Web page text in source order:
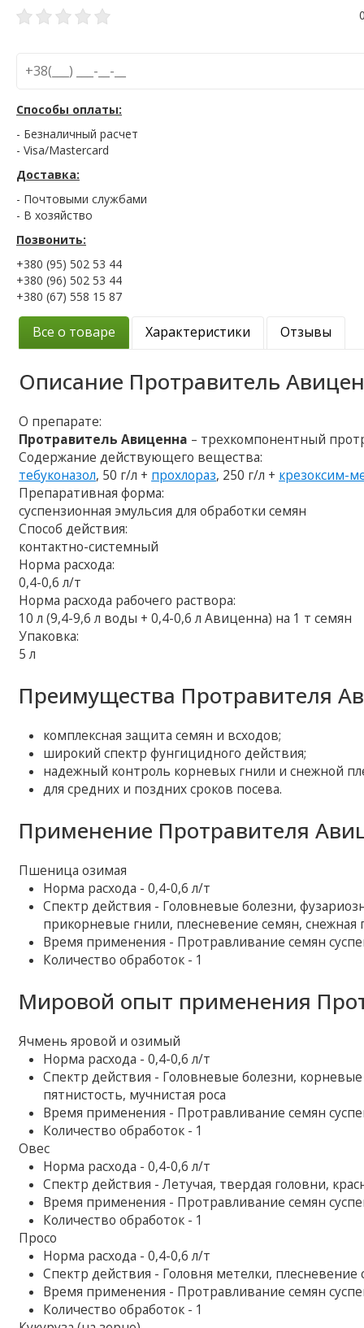
Способы оплаты:
- Безналичный расчет
- Visa/Mastercard
Доставка:
- Почтовыми службами
- В хозяйство
Позвонить:
+380 (95) 502 53 44
+380 (96) 502 53 44
+380 (67) 558 15 87
Все о товаре Характеристики Отзывы
Описание Протравитель
О препарате:
Протравитель Авиценна – трехкомпонентный
Содержание действующего вещества:
тебуконазол, 50 г/л + прохлораз, 250 г/л + крезоксим-
Препаративная форма:
суспензионная эмульсия для обработки семян
Способ действия:
контактно-системный
Норма расхода:
0,4-0,6 л/т
Норма расхода рабочего раствора:
10 л (9,4-9,6 л воды + 0,4-0,6 л Авиценна) на 1 т семян
Упаковка:
5 л
Преимущества Протравителя
комплексная защита семян и всходов;
широкий спектр фунгицидного действия;
надежный контроль корневых гнили и снежной
для средних и поздних сроков посева.
Применение Протравителя
Пшеница озимая
Норма расхода - 0,4-0,6 л/т
Спектр действия - Головневые болезни,
прикорневые гнили, плесневение семян, снежная
Время применения - Протравливание семян
Количество обработок - 1
Мировой опыт применения
Ячмень яровой и озимый
Норма расхода - 0,4-0,6 л/т
Спектр действия - Головневые болезни,
пятнистость, мучнистая роса
Время применения - Протравливание семян
Количество обработок - 1
Овес
Норма расхода - 0,4-0,6 л/т
Спектр действия - Летучая, твердая головни,
Время применения - Протравливание семян
Количество обработок - 1
Просо
Норма расхода - 0,4-0,6 л/т
Спектр действия - Головня метелки, плесневение
Время применения - Протравливание семян
Количество обработок - 1